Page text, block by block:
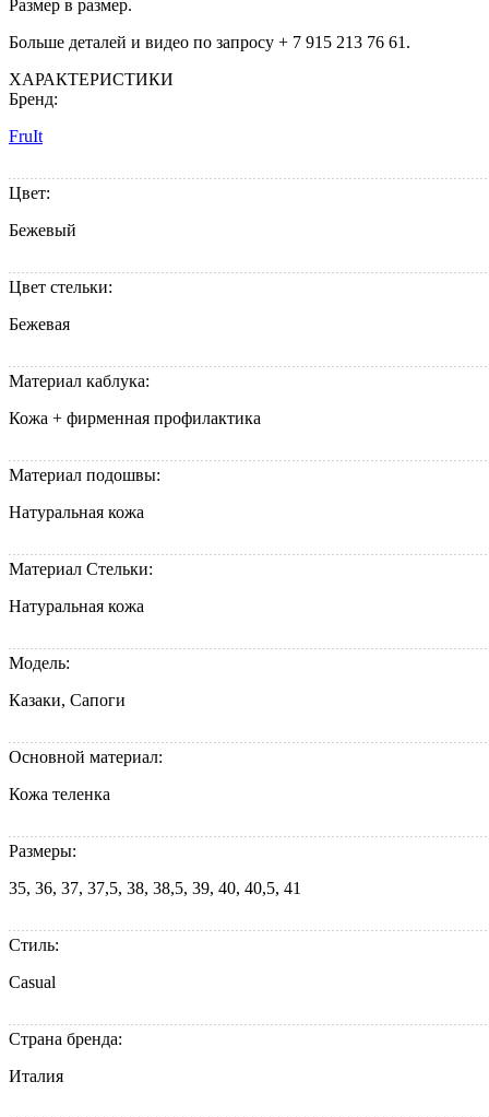
Размер в размер.
Больше деталей и видео по запросу + 7 915 213 76 61.
ХАРАКТЕРИСТИКИ
Бренд:
FruIt
Цвет:
Бежевый
Цвет стельки:
Бежевая
Материал каблука:
Кожа + фирменная профилактика
Материал подошвы:
Натуральная кожа
Материал Стельки:
Натуральная кожа
Модель:
Казаки, Сапоги
Основной материал:
Кожа теленка
Размеры:
35, 36, 37, 37,5, 38, 38,5, 39, 40, 40,5, 41
Стиль:
Casual
Страна бренда:
Италия